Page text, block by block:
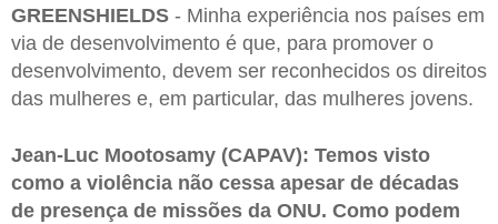
GREENSHIELDS - Minha experiência nos países em
via de desenvolvimento é que, para promover o
desenvolvimento, devem ser reconhecidos os direitos
das mulheres e, em particular, das mulheres jovens.
Jean-Luc Mootosamy (CAPAV): Temos visto
como a violência não cessa apesar de décadas
de presença de missões da ONU. Como podem